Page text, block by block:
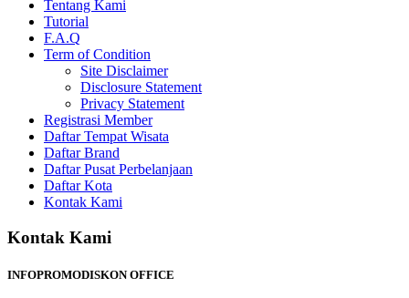
Tentang Kami
Tutorial
F.A.Q
Term of Condition
Site Disclaimer
Disclosure Statement
Privacy Statement
Registrasi Member
Daftar Tempat Wisata
Daftar Brand
Daftar Pusat Perbelanjaan
Daftar Kota
Kontak Kami
Kontak Kami
INFOPROMODISKON OFFICE